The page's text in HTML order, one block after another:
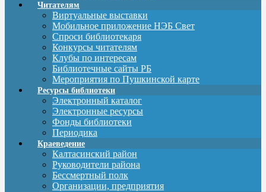
Читателям
Виртуальные выставки
Мобильное приложение НЭБ Свет
Спроси библиотекаря
Конкурсы читателям
Клубы по интересам
Библиотечные сайты РБ
Мероприятия по Пушкинской карте
Ресурсы библиотеки
Электронный каталог
Электронные ресурсы
Фонды библиотеки
Периодика
Краеведение
Калтасинский район
Руководители района
Бессмертный полк
Организации, предприятия